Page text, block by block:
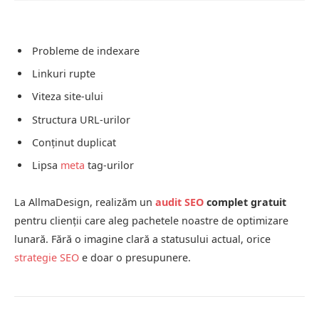
Probleme de indexare
Linkuri rupte
Viteza site-ului
Structura URL-urilor
Conținut duplicat
Lipsa meta tag-urilor
La AllmaDesign, realizăm un audit SEO complet gratuit
pentru clienții care aleg pachetele noastre de optimizare
lunară. Fără o imagine clară a statusului actual, orice
strategie SEO e doar o presupunere.